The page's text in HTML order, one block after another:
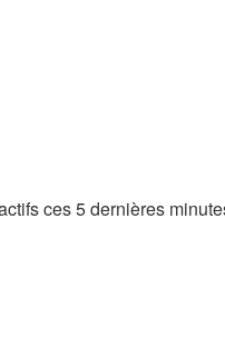
ces 5 dernières